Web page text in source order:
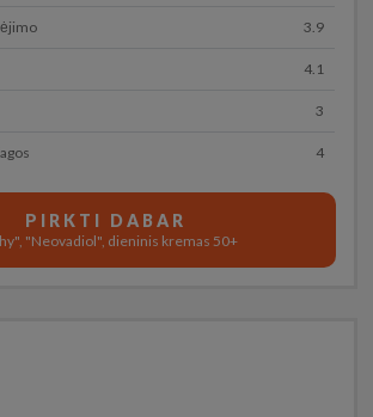
3.9
4.1
3
4
PIRKTI DABAR
"Neovadiol", dieninis kremas 50+